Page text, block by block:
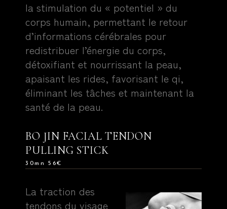
la stimulation du « potentiel » du
corps humain, permettant le retour
d’informations cérébrales pour
redistribuer l’énergie du corps,
détoxifiant et nourrissant la peau,
apaisant les rides, favorisant le qi,
éliminant les tâches et maintenant la
santé de la peau.
BO JIN FACIAL TENDON
PULLING STICK
30mn 56€
La traction des
tendons du visage